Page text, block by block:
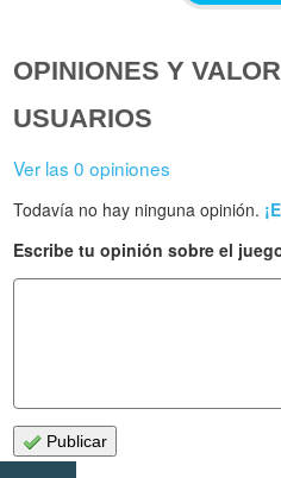
OPINIONES Y
USUARIOS
Ver las 0 opiniones
Todavía no hay ninguna opinión.
Escribe tu opinión sobre el
Publicar